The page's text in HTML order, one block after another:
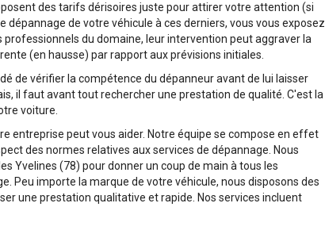
des tarifs dérisoires juste pour attirer votre attention (si
de votre véhicule à ces derniers, vous vous exposez
du domaine, leur intervention peut aggraver la
(en hausse) par rapport aux prévisions initiales.
de vérifier la compétence du dépanneur avant de lui laisser
il faut avant tout rechercher une prestation de qualité. C'est la
voiture.
entreprise peut vous aider. Notre équipe se compose en effet
des normes relatives aux services de dépannage. Nous
Yvelines (78) pour donner un coup de main à tous les
Peu importe la marque de votre véhicule, nous disposons des
une prestation qualitative et rapide. Nos services incluent